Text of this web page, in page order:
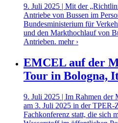
9. Juli 2025 | Mit der
Antriebe von Bussen im
Bundesministerium für
und den Markthochlauf von
Antrieben. mehr ›
EMCEL auf der
Tour in Bologna,
9. Juli 2025 | Im Rahmen
am 3. Juli 2025 in der TPER-
Fachkonferenz statt, die sich